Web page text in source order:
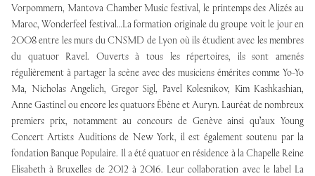
Vorpommern, Mantova Chamber Music festival, le printemps des Alizés au
Maroc, Wonderfeel festival…La formation originale du groupe voit le jour en
2008 entre les murs du CNSMD de Lyon où ils étudient avec les membres
du quatuor Ravel. Ouverts à tous les répertoires, ils sont amenés
régulièrement à partager la scène avec des musiciens émérites comme Yo-Yo
Ma, Nicholas Angelich, Gregor Sigl, Pavel Kolesnikov, Kim Kashkashian,
Anne Gastinel ou encore les quatuors Ébène et Auryn. Lauréat de nombreux
premiers prix, notamment au concours de Genève ainsi qu’aux Young
Concert Artists Auditions de New York, il est également soutenu par la
fondation Banque Populaire. Il a été quatuor en résidence à la Chapelle Reine
Elisabeth à Bruxelles de 2012 à 2016. Leur collaboration avec le label La